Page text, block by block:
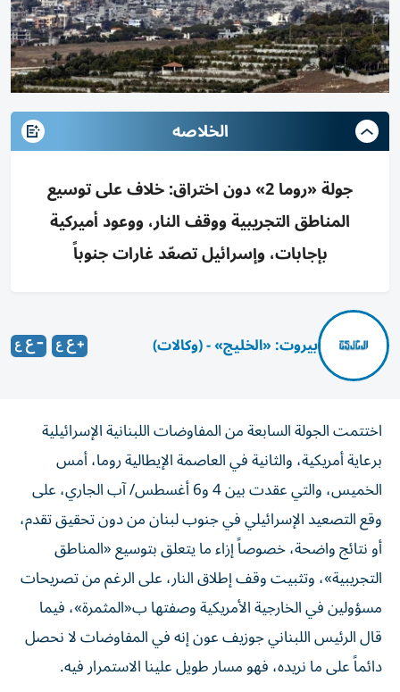
الخلاصه
جولة «روما 2» دون اختراق: خلاف على توسيع
المناطق التجريبية ووقف النار، ووعود أميركية
بإجابات، وإسرائيل تصعّد غارات جنوباً
بيروت: «الخليج» - (وكالات)
اختتمت الجولة السابعة من المفاوضات اللبنانية الإسرائيلية
برعاية أمريكية، والثانية في العاصمة الإيطالية روما، أمس
الخميس، والتي عقدت بين 4 و6 أغسطس/ آب الجاري، على
وقع التصعيد الإسرائيلي في جنوب لبنان من دون تحقيق تقدم،
أو نتائج واضحة، خصوصاً إزاء ما يتعلق بتوسيع «المناطق
التجريبية»، وتثبيت وقف إطلاق النار، على الرغم من تصريحات
مسؤولين في الخارجية الأمريكية وصفتها ب«المثمرة»، فيما
قال الرئيس اللبناني جوزيف عون إنه في المفاوضات لا نحصل
دائماً على ما نريده، فهو مسار طويل علينا الاستمرار فيه.